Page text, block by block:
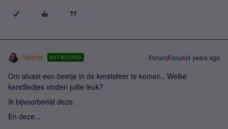
Veerle ANTWOORD Forum|Forum|4 years ago
Om alvast een beetje in de kerstsfeer te komen.. Welke
kerstliedjes vinden jullie leuk?
Ik bijvoorbeeld deze.
En deze...